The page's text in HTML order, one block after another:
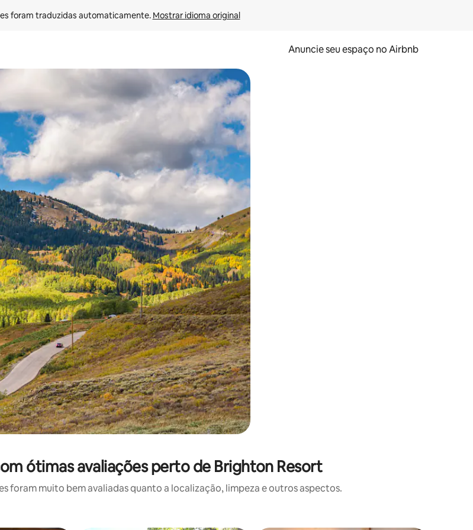
foram traduzidas automaticamente. Mostrar idioma original
Anuncie seu espaço no Airbnb
seta para cima e para baixo do teclado ou tocando e deslizando o dedo na tela.
ótimas avaliações perto de Brighton Resort
foram muito bem avaliadas quanto a localização, limpeza e outros aspectos.